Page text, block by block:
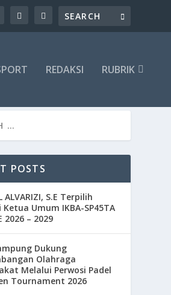
REDAKSI RUBRIK
POSTS
ALVARIZI, S.E Terpilih
Umum IKBA-SP45TA
2026 – 2029
Dukung
Olahraga
Melalui Perwosi Padel
Tournament 2026